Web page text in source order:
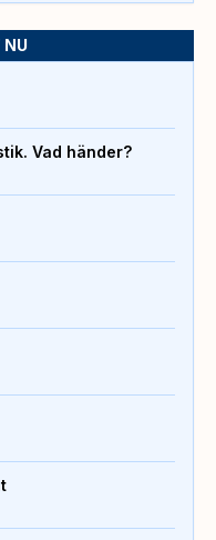
NU
Vad händer?